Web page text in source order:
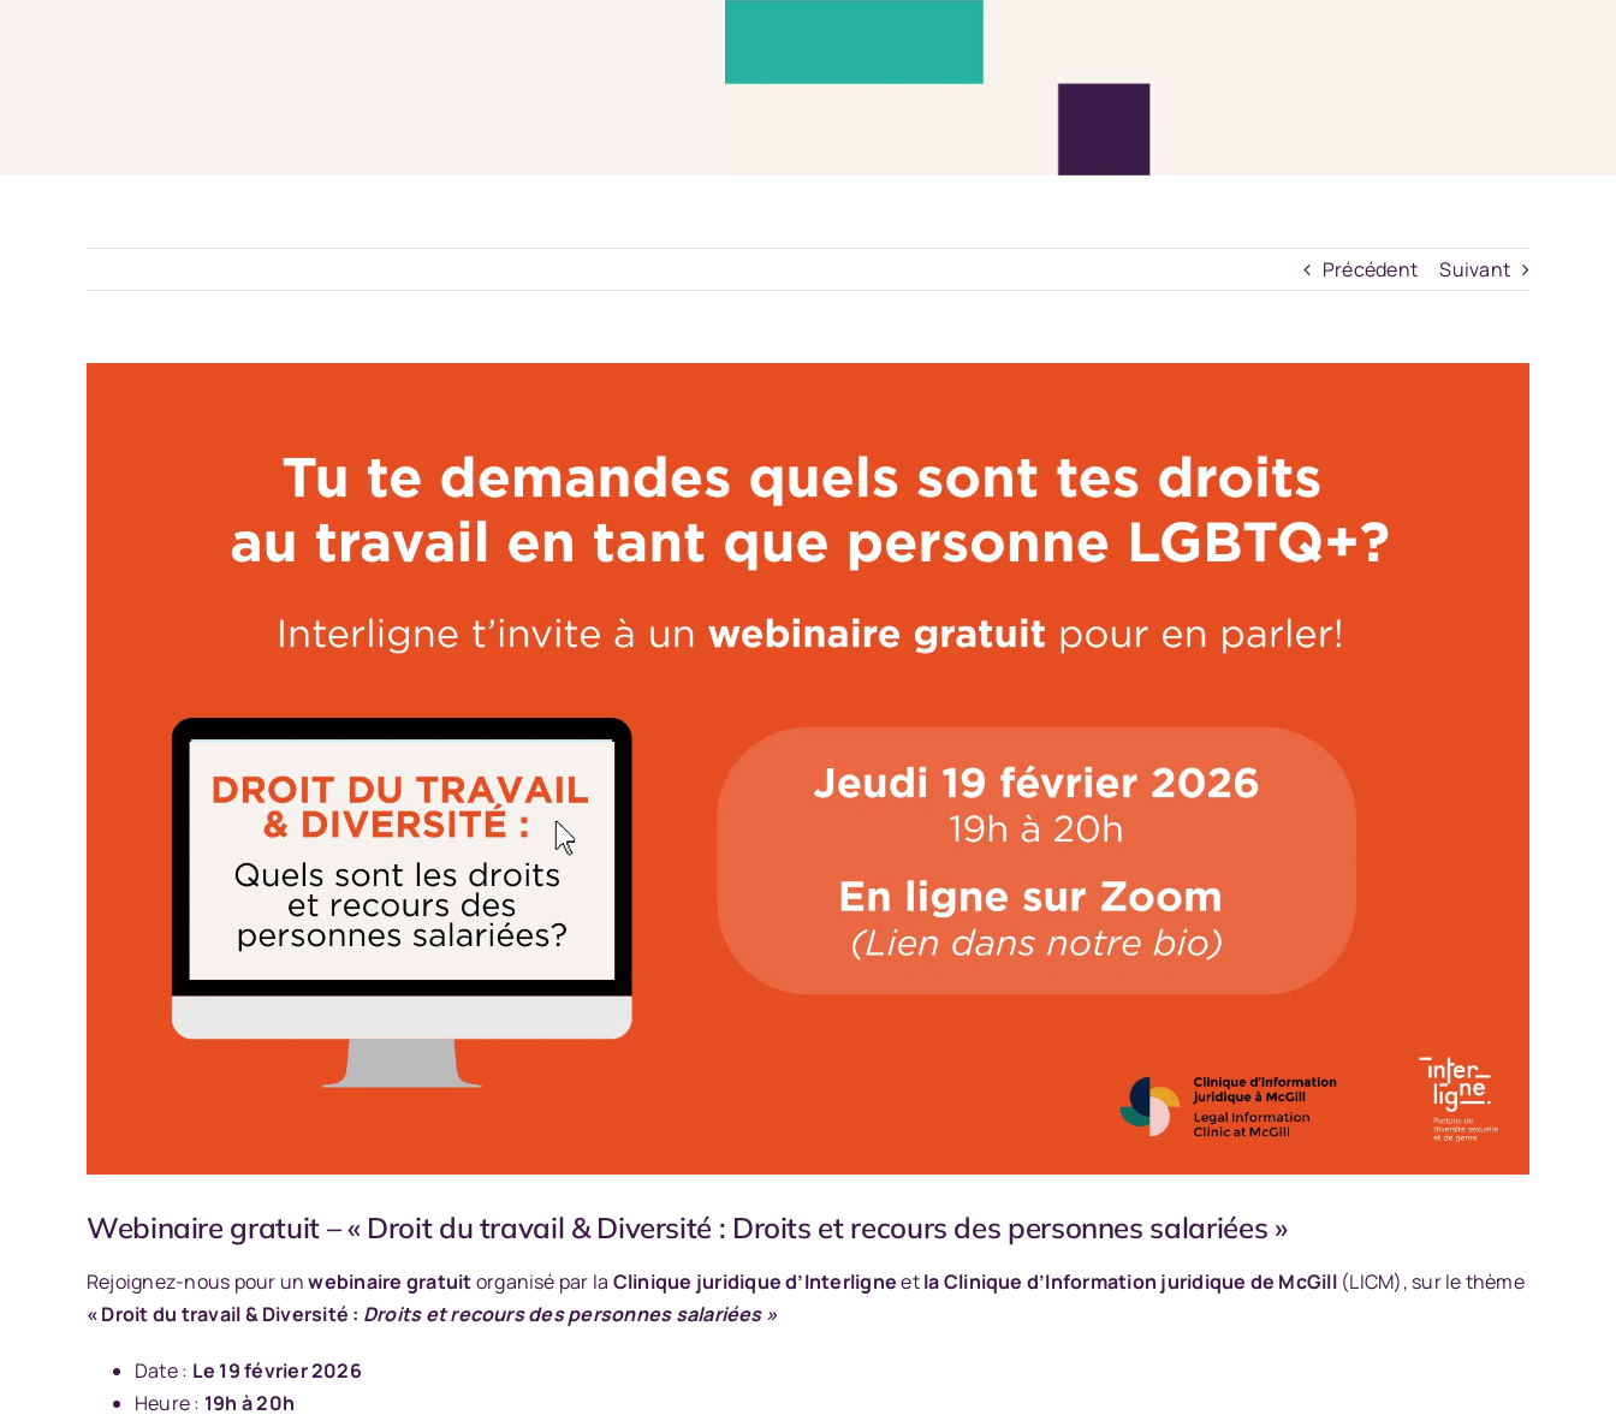
Précédent Suivant
Webinaire gratuit – « Droit du travail & Diversité : Droits et recours des personnes salariées »
Rejoignez-nous pour unwebinaire gratuitorganisé par la Clinique juridique d’Interligneetla Clinique d’Information juridique de McGill (LICM), sur le thème
« Droit du travail & Diversité : Droits et recours des personnes salariées »
Date : Le 19 février 2026
Heure : 19h à 20h